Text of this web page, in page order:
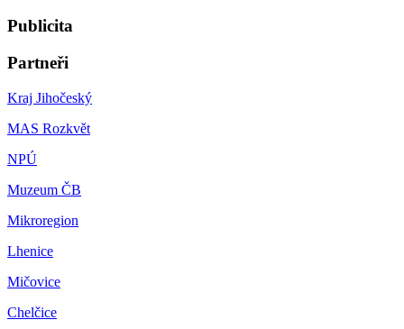
Publicita
Partneři
Kraj Jihočeský
MAS Rozkvět
NPÚ
Muzeum ČB
Mikroregion
Lhenice
Mičovice
Chelčice